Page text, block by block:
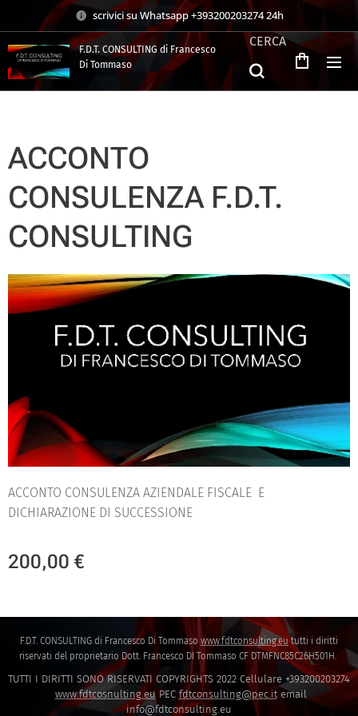
scrivici su Whatsapp +393200203274 24h
F.D.T. CONSULTING di Francesco
Di Tommaso
CERCA
ACCONTO
CONSULENZA F.D.T.
CONSULTING
ACCONTO CONSULENZA AZIENDALE FISCALE E
DICHIARAZIONE DI SUCCESSIONE
200,00 €
F.D.T. CONSULTING di Francesco Di Tommaso www.fdtconsulting.eu tutti i diritti
riservati del proprietario Dott. Francesco DI Tommaso CF DTMFNC85C26H501H.
TUTTI I DIRITTI SONO RISERVATI COPYRIGHTS 2022 Cellulare +393200203274
www.fdtcosnulting.euPEC fdtconsulting@pec.itemail
info@fdtconsulting.eu